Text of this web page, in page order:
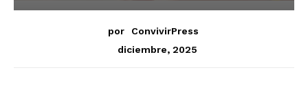
por
ConvivirPress
diciembre, 2025